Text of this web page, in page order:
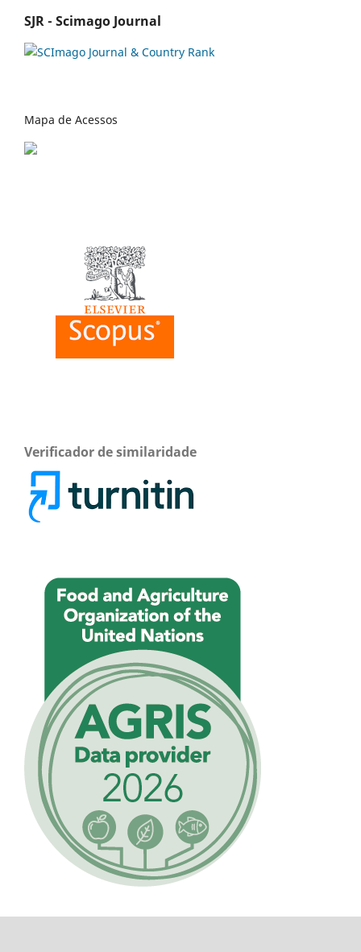
SJR - Scimago Journal
Mapa de Acessos
Verificador de similaridade